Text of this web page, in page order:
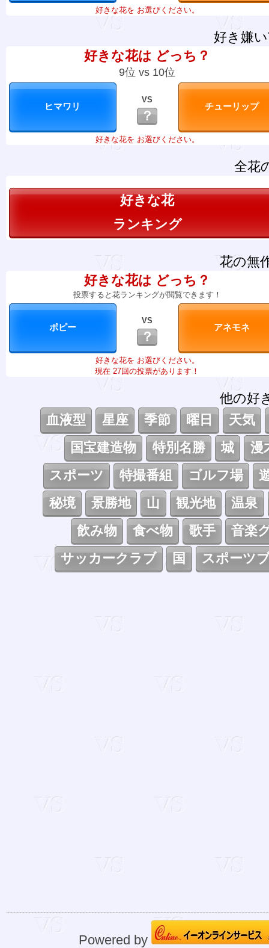
好きな花を お選びください。
好き嫌
好きな花は どっち？
9位 vs 10位
VS
？
好きな花を お選びください。
全花
好きな花
ランキング
花の無
好きな花は どっち？
投票すると花ランキングが閲覧できます！
VS
？
好きな花を お選びください。
現在 27回の投票があります！
他の好
血液型
星座 季節 曜日
天気
国宝建造物
特別名勝 城
漫
スポーツ
特撮番組 ゴルフ場
秘境
景勝地 山 観光地
温泉
飲み物
食べ物 歌手
音楽
サッカークラブ
国 スポーツ
Powered by